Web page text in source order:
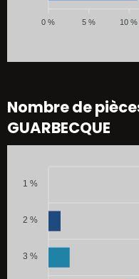
10 %
5 %
0 %
Nombre de
GUARBECQUE
1 %
2 %
3 %